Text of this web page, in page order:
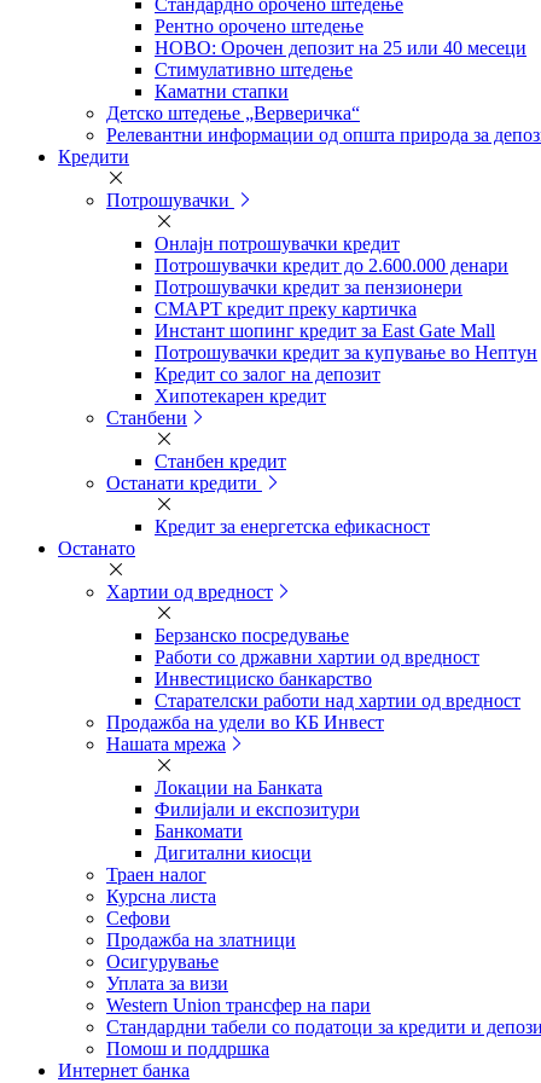
Стандардно орочено штедење
Рентно орочено штедење
НОВО: Орочен депозит на 25 или 40 месеци
Стимулативно штедење
Каматни стапки
Детско штедење „Верверичка“
Релевантни информации од општа природа за
Кредити
Потрошувачки
Онлајн потрошувачки кредит
Потрошувачки кредит до 2.600.000 денари
Потрошувачки кредит за пензионери
СМАРТ кредит преку картичка
Инстант шопинг кредит за East Gate Mall
Потрошувачки кредит за купување во Нептун
Кредит со залог на депозит
Хипотекарен кредит
Станбени
Станбен кредит
Останати кредити
Кредит за енергетска ефикасност
Останато
Хартии од вредност
Берзанско посредување
Работи со државни хартии од вредност
Инвестициско банкарство
Старателски работи над хартии од вредност
Продажба на удели во КБ Инвест
Нашата мрежа
Локации на Банката
Филијали и експозитури
Банкомати
Дигитални киосци
Траен налог
Курсна листа
Сефови
Продажба на златници
Осигурување
Уплата за визи
Western Union трансфер на пари
Стандардни табели со податоци за кредити и
Помош и поддршка
Интернет банка